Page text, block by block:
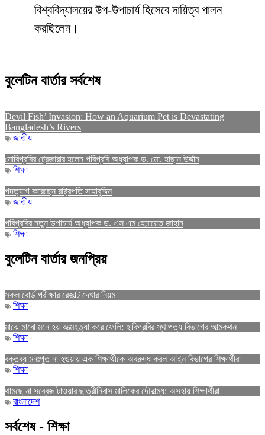
বিশ্ববিদ্যালয়ের উপ-উপাচার্য হিসেবে দায়িত্ব পালন
করছিলেন।
বুলেটিন বার্তার সর্বশেষ
Devil Fish’ Invasion: How an Aquarium Pet is Devastating
Bangladesh’s Rivers
জাতীয়
নোবিপ্রবির ট্রেজারার হলেন পবিপ্রবি অধ্যাপক ড. মো. হাছান উদ্দীন
শিক্ষা
পদত্যাগ করেছেন রাষ্ট্রপতি সাহাবুদ্দিন
জাতীয়
পবিপ্রবির নতুন উপাচার্য অধ্যাপক ড. এস এম হেমায়েত জাহান
শিক্ষা
বুলেটিন বার্তার জনপ্রিয়
সকল বোর্ড পরীক্ষার রেজাল্ট দেখার নিয়ম
শিক্ষা
মাঝে মাঝে মনে হয় আত্মহত্যা করে ফেলি: হাবিপ্রবির স্থাপত্য বিভাগের আত্মকথন
শিক্ষা
বক্তব্য মনঃপুত না হওয়ায় এক শিক্ষার্থীকে অবরুদ্ধ করল আইন বিভাগের শিক্ষার্থীরা
শিক্ষা
থামছে না সব্বেজ টাওয়ার ছাত্রীনিবাস মালিকের দৌরাত্ম্য: অসহায় শিক্ষার্থীরা
বাংলাদেশ
সর্বশেষ - শিক্ষা